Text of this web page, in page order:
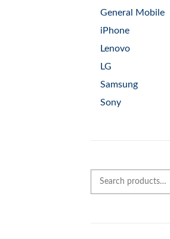
General Mobile
iPhone
Lenovo
LG
Samsung
Sony
Search for: